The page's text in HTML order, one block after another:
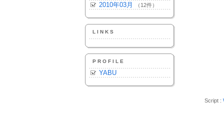
2010年03月 （12件）
LINKS
PROFILE
YABU
Script :